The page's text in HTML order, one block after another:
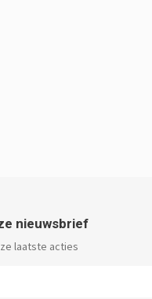
nieuwsbrief
laatste acties